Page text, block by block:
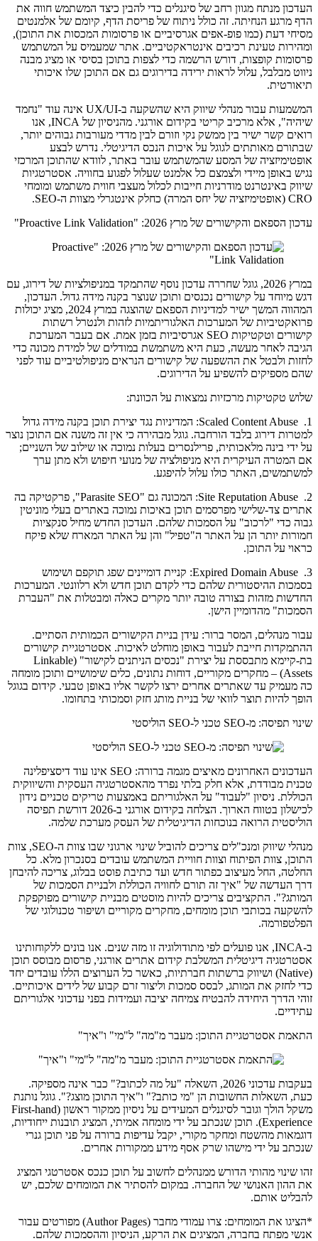
העדכון מנתח מגוון רחב של סיגנלים כדי להבין כיצד המשתמש חווה את
הדף מרגע הנחיתה. זה כולל ניתוח של פריסת הדף, קיומם של אלמנטים
מסיחי דעת (כמו פופ-אפים אגרסיביים או פרסומות המכסות את התוכן),
ומהירות טעינת רכיבים אינטראקטיביים. אתר שמעמיס על המשתמש
פרסומות קופצות, דורש הרשמה כדי לצפות בתוכן בסיסי או מציג מבנה
ניווט מבלבל, עלול לראות ירידה בדירוגים גם אם התוכן שלו איכותי
תיאורטית.
המשמעות עבור מנהלי שיווק היא שהשקעה ב-UX/UI אינה עוד "נחמד
שיהיה", אלא מרכיב קריטי בקידום אורגני. מהניסיון של INCA, אנו
רואים קשר ישיר בין ממשק נקי וזורם לבין מדדי מעורבות גבוהים יותר,
שבתורם מאותתים לגוגל על איכות הנכס הדיגיטלי. נדרש לבצע
אופטימיזציה של המסע שהמשתמש עובר באתר, לוודא שהתוכן המרכזי
נגיש באופן מיידי ולצמצם כל אלמנט שעלול לפגוע בחוויה. אסטרטגיות
שיווק באינטרנט מודרניות חייבות לכלול מעצבי חווית משתמש ומומחי
CRO (אופטימיזציה של יחס המרה) כחלק אינטגרלי מצוות ה-SEO.
עדכון הספאם והקישורים של מרץ 2026: "Proactive Link Validation"
במרץ 2026, גוגל שחררה עדכון נוסף שהתמקד במניפולציות של דירוג, עם
דגש מיוחד על קישורים נכנסים ותוכן שנוצר בקנה מידה גדול. העדכון,
המהווה המשך ישיר למדיניות הספאם שהוצגה במרץ 2024, מציג יכולות
פרואקטיביות של המערכות האלגוריתמיות לזהות ולנטרל רשתות
קישורים וטקטיקות SEO אגרסיביות בזמן אמת. אם בעבר המערכת
הגיבה לאחר מעשה, כעת היא משתמשת במודלים של למידת מכונה כדי
לחזות ולבטל את ההשפעה של קישורים הנראים מניפולטיביים עוד לפני
שהם מספיקים להשפיע על הדירוגים.
שלוש טקטיקות מרכזיות נמצאות על הכוונת:
1. Scaled Content Abuse: המדיניות נגד יצירת תוכן בקנה מידה גדול
למטרות דירוג בלבד הורחבה. גוגל מבהירה כי אין זה משנה אם התוכן נוצר
על ידי בינה מלאכותית, פרילנסרים בעלות נמוכה או שילוב של השניים;
אם המטרה העיקרית היא מניפולציה של מנועי חיפוש ולא מתן ערך
למשתמשים, האתר כולו עלול להיפגע.
2. Site Reputation Abuse: המכונה גם "Parasite SEO", פרקטיקה בה
אתרים צד-שלישי מפרסמים תוכן באיכות נמוכה באתרים בעלי מוניטין
גבוה כדי "לרכוב" על הסמכות שלהם. העדכון החדש מחיל סנקציות
חמורות יותר הן על האתר ה"טפיל" והן על האתר המארח שלא פיקח
כראוי על התוכן.
3. Expired Domain Abuse: קניית דומיינים שפג תוקפם ושימוש
בסמכות ההיסטורית שלהם כדי לקדם תוכן חדש ולא רלוונטי. המערכות
החדשות מזהות בצורה טובה יותר מקרים כאלה ומבטלות את "העברת
הסמכות" מהדומיין הישן.
עבור מנהלים, המסר ברור: עידן בניית הקישורים הכמותית הסתיים.
ההתמקדות חייבת לעבור באופן מוחלט לאיכות. אסטרטגיית קישורים
בת-קיימא מתבססת על יצירת "נכסים הניתנים לקישור" (Linkable
Assets) – מחקרים מקוריים, דוחות נתונים, כלים שימושיים ותוכן מומחה
כה מעמיק עד שאתרים אחרים ירצו לקשר אליו באופן טבעי. קידום בגוגל
הופך להיות תוצר לוואי של בניית מותג חזק וסמכותי בתחומו.
שינוי תפיסה: מ-SEO טכני ל-SEO הוליסטי
העדכונים האחרונים מאיצים מגמה ברורה: SEO אינו עוד דיסציפלינה
טכנית מבודדת, אלא חלק בלתי נפרד מהאסטרטגיה העסקית והשיווקית
הכוללת. ניסיון "לעבוד" על האלגוריתם באמצעות טריקים טכניים נידון
לכישלון בטווח הארוך. הצלחה בקידום אורגני ב-2026 דורשת תפיסה
הוליסטית הרואה בנוכחות הדיגיטלית של העסק מערכת שלמה.
מנהלי שיווק ומנכ"לים צריכים להוביל שינוי ארגוני שבו צוות ה-SEO, צוות
התוכן, צוות הפיתוח וצוות חוויית המשתמש עובדים בסנכרון מלא. כל
החלטה, החל מעיצוב כפתור חדש ועד כתיבת פוסט בבלוג, צריכה להיבחן
דרך העדשה של "איך זה תורם לחוויה הכוללת ולבניית הסמכות של
המותג?". התקציבים צריכים להיות מוסטים מבניית קישורים מפוקפקת
להשקעה בכותבי תוכן מומחים, מחקרים מקוריים ושיפור טכנולוגי של
הפלטפורמה.
ב-INCA, אנו פועלים לפי מתודולוגיה זו מזה שנים. אנו בונים ללקוחותינו
אסטרטגיה דיגיטלית המשלבת קידום אתרים אורגני, פרסום מבוסס תוכן
(Native) ושיווק ברשתות חברתיות, כאשר כל הערוצים הללו עובדים יחד
כדי לחזק את המותג, לבסס סמכות וליצור זרם קבוע של לידים איכותיים.
זוהי הדרך היחידה להבטיח צמיחה יציבה ועמידות בפני עדכוני אלגוריתם
עתידיים.
התאמת אסטרטגיית התוכן: מעבר מ"מה" ל"מי" ו"איך"
בעקבות עדכוני 2026, השאלה "על מה לכתוב?" כבר אינה מספיקה.
כעת, השאלות החשובות הן "מי כותב?" ו"איך התוכן מוצג?". גוגל נותנת
משקל הולך וגובר לסיגנלים המעידים על ניסיון ממקור ראשון (First-hand
Experience). תוכן שנכתב על ידי מומחה אמיתי, המציג תובנות ייחודיות,
דוגמאות מהשטח ומחקר מקורי, יקבל עדיפות ברורה על פני תוכן גנרי
שנכתב על ידי מישהו שרק אסף מידע ממקורות אחרים.
זהו שינוי מהותי הדורש ממנהלים לחשוב על תוכן כנכס אסטרטגי המציג
את ההון האנושי של החברה. במקום להסתיר את המומחים שלכם, יש
להבליט אותם.
*הציגו את המומחים: צרו עמודי מחבר (Author Pages) מפורטים עבור
אנשי מפתח בחברה, המציגים את הרקע, הניסיון וההסמכות שלהם.